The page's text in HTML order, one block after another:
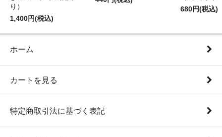
り）
1,400円(税込)
680円(税込)
ホーム
カートを見る
特定商取引法に基づく表記